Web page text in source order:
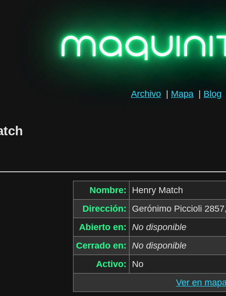
Archivo Mapa Blog
Nombre:
Henry Match
Dirección:
Gerónimo Piccioli
Abierto en: No disponible
Cerrado en: No disponible
Activo:
No
Ver en mapa